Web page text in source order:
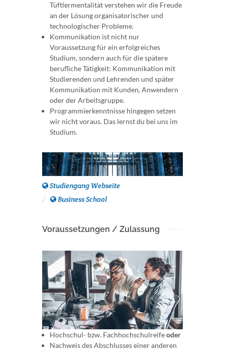
Tüftlermentalität verstehen wir die Freude
an der Lösung organisatorischer und
technologischer Probleme.
Kommunikation ist nicht nur
Voraussetzung für ein erfolgreiches
Studium, sondern auch für die spätere
berufliche Tätigkeit: Kommunikation mit
Studierenden und Lehrenden und später
Kommunikation mit Kunden, Anwendern
oder der Arbeitsgruppe.
Programmierkenntnisse hingegen setzen
wir nicht voraus. Das lernst du bei uns im
Studium.
Studiengang Webseite
Business School
Voraussetzungen / Zulassung
Hochschul- bzw. Fachhochschulreifeoder
Nachweis des Abschlusses einer anderen